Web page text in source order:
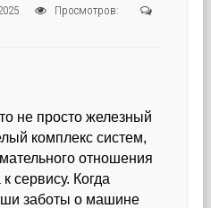
2025
Просмотров:
не просто железный
комплекс систем,
отношения
сервису. Когда
заботы о машине